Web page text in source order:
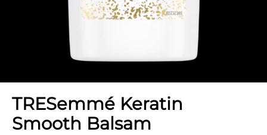
TRESemmé Keratin
Smooth Balsam